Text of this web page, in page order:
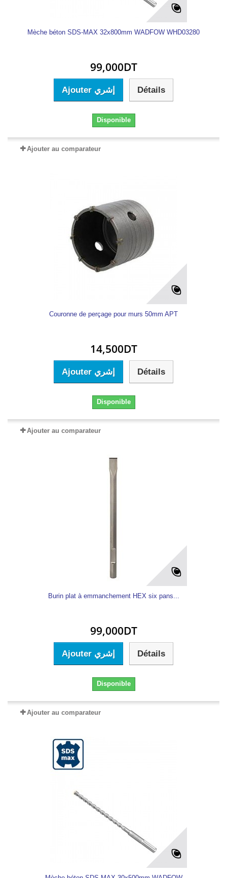
Mèche béton SDS-MAX 32x800mm WADFOW WHD03280
99,000DT
Ajouter إشري Détails
Disponible
Ajouter au comparateur
Couronne de perçage pour murs 50mm APT
14,500DT
Ajouter إشري Détails
Disponible
Ajouter au comparateur
Burin plat à emmanchement HEX six pans...
99,000DT
Ajouter إشري Détails
Disponible
Ajouter au comparateur